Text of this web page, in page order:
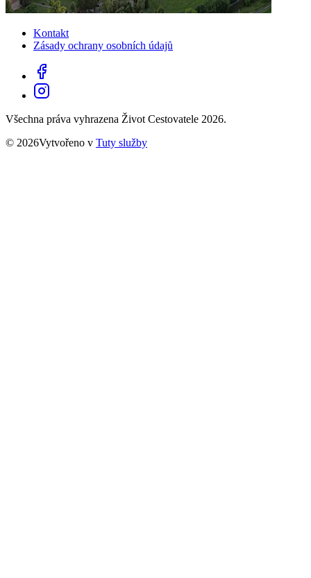
Kontakt
Zásady ochrany osobních údajů
Všechna práva vyhrazena Život Cestovatele 2026.
© 2026Vytvořeno v Tuty služby